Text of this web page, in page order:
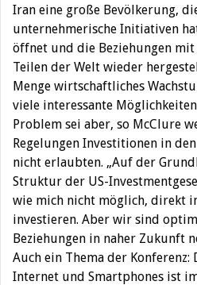
Iran eine große Bevölkerung,
unternehmerische Initiativen
öffnet und die Beziehungen mit
Teilen der Welt wieder
Menge wirtschaftliches
viele interessante
Problem sei aber, so McClure
Regelungen Investitionen in
nicht erlaubten. „Auf der
Struktur der US-
wie mich nicht möglich, direkt
investieren. Aber wir sind
Beziehungen in naher Zukunft
Auch ein Thema der
Internet und Smartphones ist